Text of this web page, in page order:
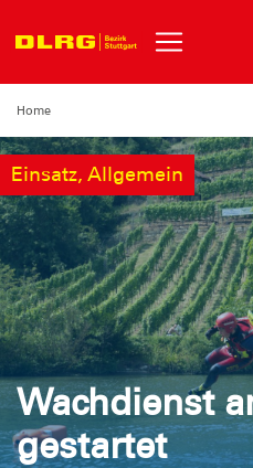
Home
Einsatz, Allgemein
Wachdienst
gestartet